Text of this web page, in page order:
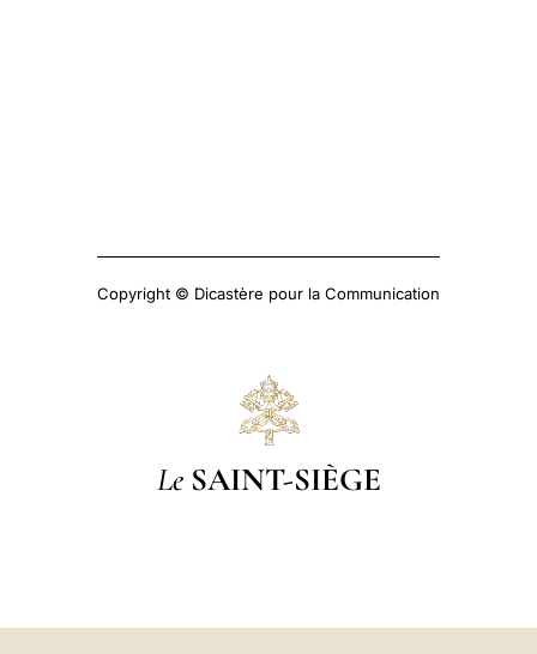
Copyright © Dicastère pour la Communication
Le SAINT-SIÈGE